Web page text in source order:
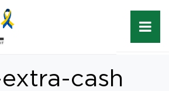
cash